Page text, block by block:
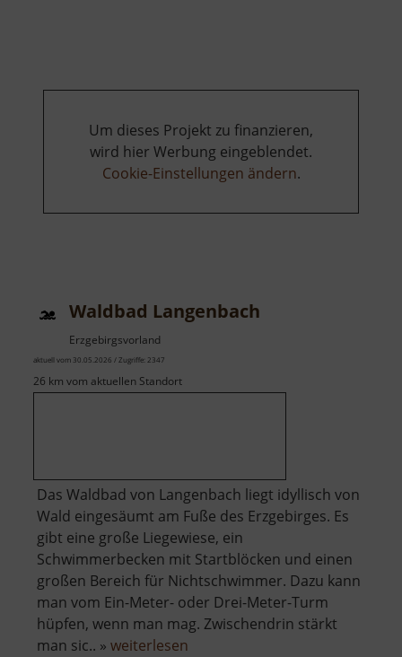
Um dieses Projekt zu finanzieren,
wird hier Werbung eingeblendet.
Cookie-Einstellungen ändern.
Waldbad Langenbach
Erzgebirgsvorland
aktuell vom 30.05.2026 / Zugriffe: 2347
26 km vom aktuellen Standort
Das Waldbad von Langenbach liegt idyllisch von
Wald eingesäumt am Fuße des Erzgebirges. Es
gibt eine große Liegewiese, ein
Schwimmerbecken mit Startblöcken und einen
großen Bereich für Nichtschwimmer. Dazu kann
man vom Ein-Meter- oder Drei-Meter-Turm
hüpfen, wenn man mag. Zwischendrin stärkt
man sic.. » weiterlesen